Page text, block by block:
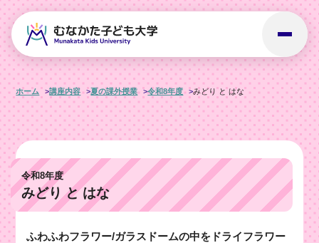
ホーム 講座内容 夏の課外授業 令和8年度 みどり と はな
令和8年度
みどり と はな
ふわふわフラワー/ガラスドームの中をドライフラワー